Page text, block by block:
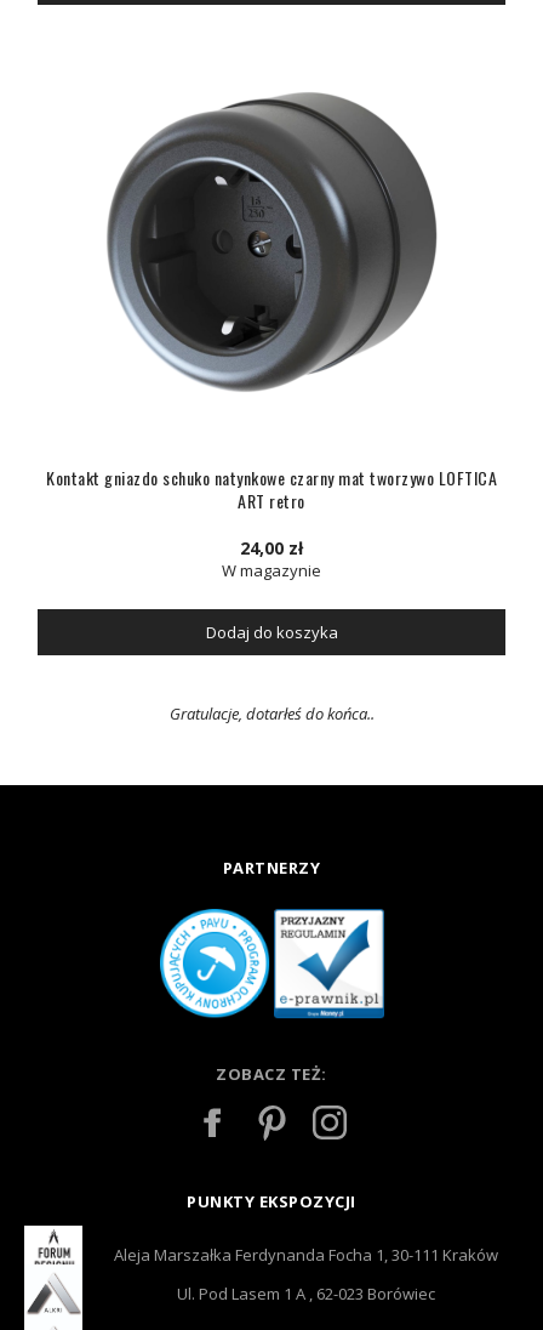
Kontakt gniazdo schuko natynkowe czarny mat tworzywo LOFTICA
ART retro
24,00 zł
W magazynie
Dodaj do koszyka
Gratulacje, dotarłeś do końca..
PARTNERZY
ZOBACZ TEŻ:
PUNKTY EKSPOZYCJI
Aleja Marszałka Ferdynanda Focha 1, 30-111 Kraków
Ul. Pod Lasem 1 A , 62-023 Borówiec